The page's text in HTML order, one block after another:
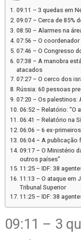
09:11 – 3 quedas em
09:07 – Cerca de
08:50 – Alarmes na
07:56 – O
07:46 – O Congresso
07:38 – A manobra
atacados
07:27 – O cerco dos
Rússia: 60 pessoas
07:20 – Os palestinos:
06:52 – Relatório: “O
06:41 – Relatório na
06:06 – 6 ex-
06:04 – A publicação
09:17 – O Ministério
outros países”
11:25 – IDF: 38
11:13 – O ataque em
Tribunal Superior
11:25 – IDF: 38
09:11 – 3